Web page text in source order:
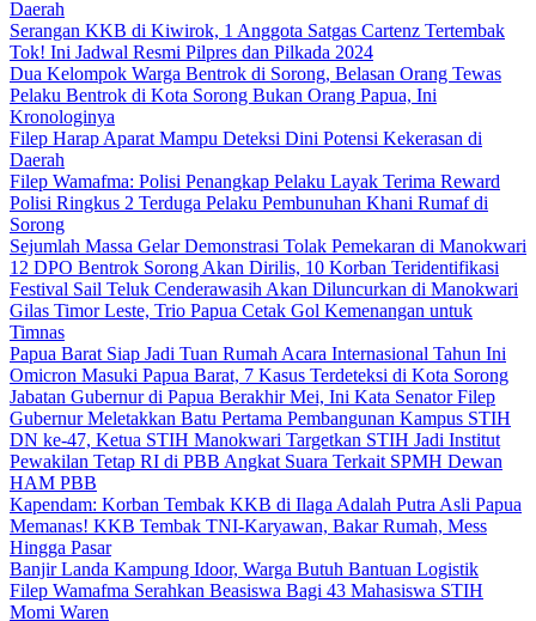
Daerah
Serangan KKB di Kiwirok, 1 Anggota Satgas Cartenz Tertembak
Tok! Ini Jadwal Resmi Pilpres dan Pilkada 2024
Dua Kelompok Warga Bentrok di Sorong, Belasan Orang Tewas
Pelaku Bentrok di Kota Sorong Bukan Orang Papua, Ini
Kronologinya
Filep Harap Aparat Mampu Deteksi Dini Potensi Kekerasan di
Daerah
Filep Wamafma: Polisi Penangkap Pelaku Layak Terima Reward
Polisi Ringkus 2 Terduga Pelaku Pembunuhan Khani Rumaf di
Sorong
Sejumlah Massa Gelar Demonstrasi Tolak Pemekaran di Manokwari
12 DPO Bentrok Sorong Akan Dirilis, 10 Korban Teridentifikasi
Festival Sail Teluk Cenderawasih Akan Diluncurkan di Manokwari
Gilas Timor Leste, Trio Papua Cetak Gol Kemenangan untuk
Timnas
Papua Barat Siap Jadi Tuan Rumah Acara Internasional Tahun Ini
Omicron Masuki Papua Barat, 7 Kasus Terdeteksi di Kota Sorong
Jabatan Gubernur di Papua Berakhir Mei, Ini Kata Senator Filep
Gubernur Meletakkan Batu Pertama Pembangunan Kampus STIH
DN ke-47, Ketua STIH Manokwari Targetkan STIH Jadi Institut
Pewakilan Tetap RI di PBB Angkat Suara Terkait SPMH Dewan
HAM PBB
Kapendam: Korban Tembak KKB di Ilaga Adalah Putra Asli Papua
Memanas! KKB Tembak TNI-Karyawan, Bakar Rumah, Mess
Hingga Pasar
Banjir Landa Kampung Idoor, Warga Butuh Bantuan Logistik
Filep Wamafma Serahkan Beasiswa Bagi 43 Mahasiswa STIH
Momi Waren